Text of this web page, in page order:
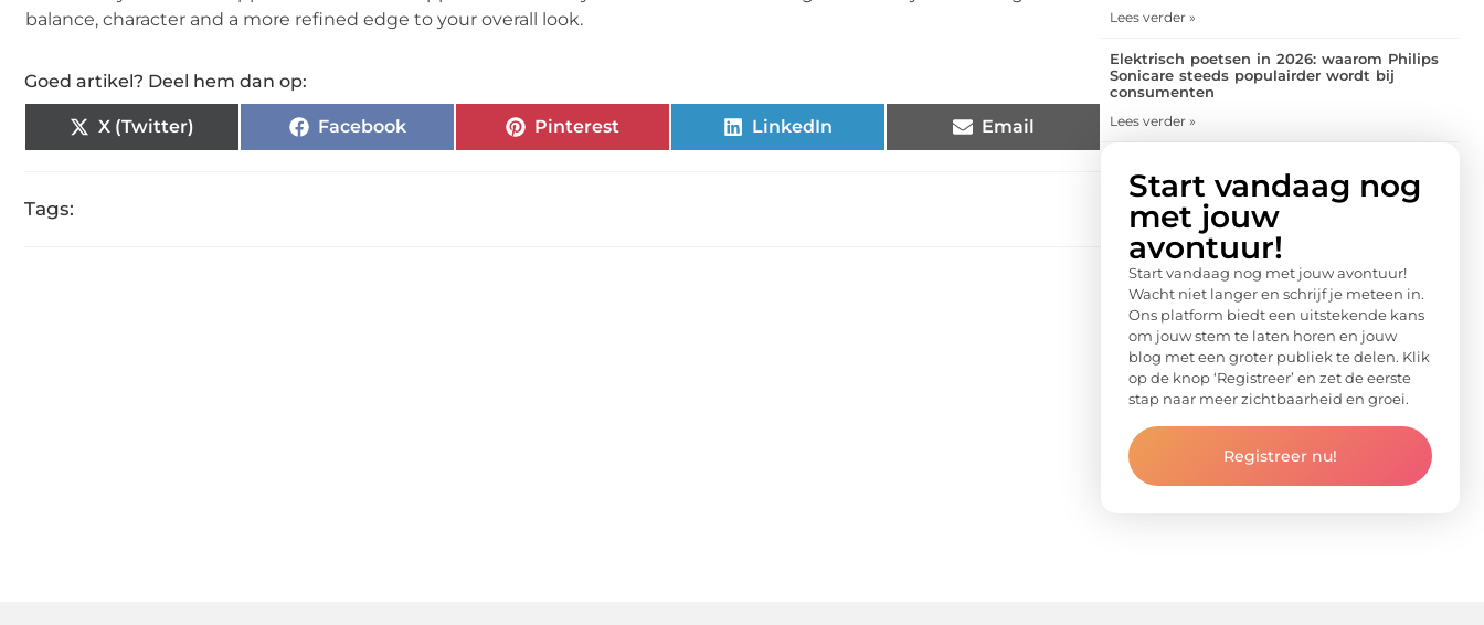
balance, character and a more refined edge to your overall look.
Goed artikel? Deel hem dan op:
X (Twitter) Facebook Pinterest LinkedIn Email
Tags:
Lees verder »
Elektrisch poetsen in 2026: waarom Philips
Sonicare steeds populairder wordt bij
consumenten
Lees verder »
Start vandaag nog
met jouw
avontuur!
Start vandaag nog met jouw avontuur!
Wacht niet langer en schrijf je meteen in.
Ons platform biedt een uitstekende kans
om jouw stem te laten horen en jouw
blog met een groter publiek te delen. Klik
op de knop ‘Registreer’ en zet de eerste
stap naar meer zichtbaarheid en groei.
Registreer nu!